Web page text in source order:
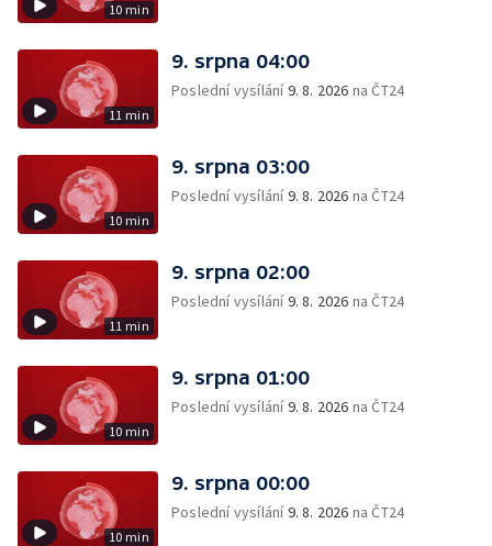
10 min
11 min
9. srpna 04:00
Poslední vysílání9. 8. 2026 na ČT24
10 min
9. srpna 03:00
Poslední vysílání9. 8. 2026 na ČT24
11 min
9. srpna 02:00
Poslední vysílání9. 8. 2026 na ČT24
10 min
9. srpna 01:00
Poslední vysílání9. 8. 2026 na ČT24
10 min
9. srpna 00:00
Poslední vysílání9. 8. 2026 na ČT24